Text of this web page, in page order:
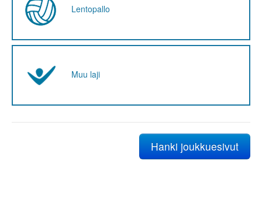
Lentopallo
Muu laji
Hanki joukkuesivut